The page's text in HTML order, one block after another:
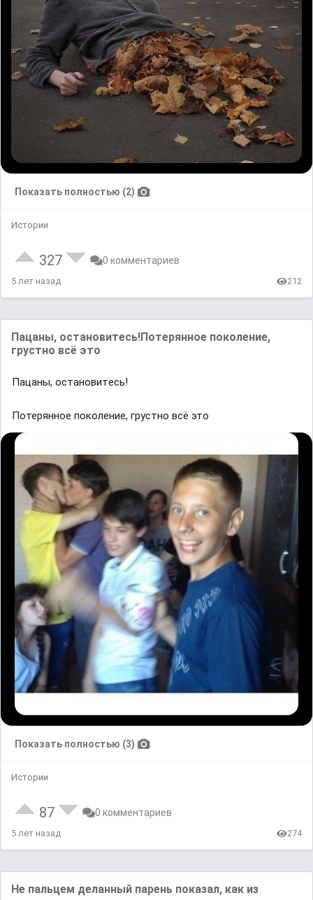
Показать полностью (2)
Истории
327 0 комментариев
5 лет назад 212
Пaцaны, ocтaнoвитecь!Потерянное поколение,
грустно всё это
Пaцaны, ocтaнoвитecь!
Потерянное поколение, грустно всё это
Показать полностью (3)
Истории
87 0 комментариев
5 лет назад 274
Не пальцем деланный парень показал, как из